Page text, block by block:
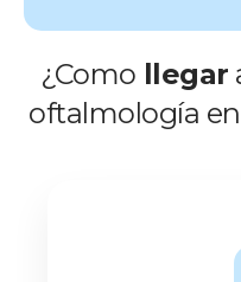
www.clinicabaviera.com/
¿Como llegar
oftalmología